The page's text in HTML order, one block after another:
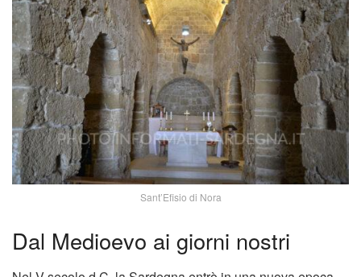
Sant’Efisio di Nora
Dal Medioevo ai giorni nostri